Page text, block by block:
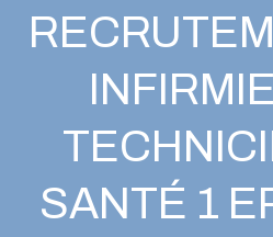
SANTÉ 1